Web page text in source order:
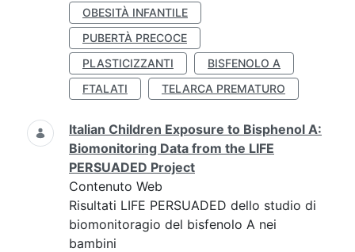
OBESITÀ INFANTILE
PUBERTÀ PRECOCE
PLASTICIZZANTI
BISFENOLO A
FTALATI
TELARCA PREMATURO
Italian Children Exposure to Bisphenol A:
Biomonitoring Data from the LIFE
PERSUADED Project
Contenuto Web
Risultati LIFE PERSUADED dello studio di
biomonitoragio del bisfenolo A nei
bambini